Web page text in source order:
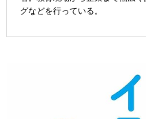
グなどを行っている。